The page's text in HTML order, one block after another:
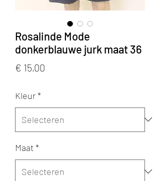
Rosalinde Mode
donkerblauwe jurk maat 36
€ 15,00
Kleur*
Maat*